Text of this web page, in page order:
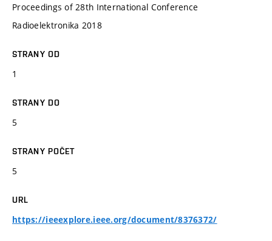
Proceedings of 28th International Conference
Radioelektronika 2018
STRANY OD
1
STRANY DO
5
STRANY POČET
5
URL
https://ieeexplore.ieee.org/document/8376372/